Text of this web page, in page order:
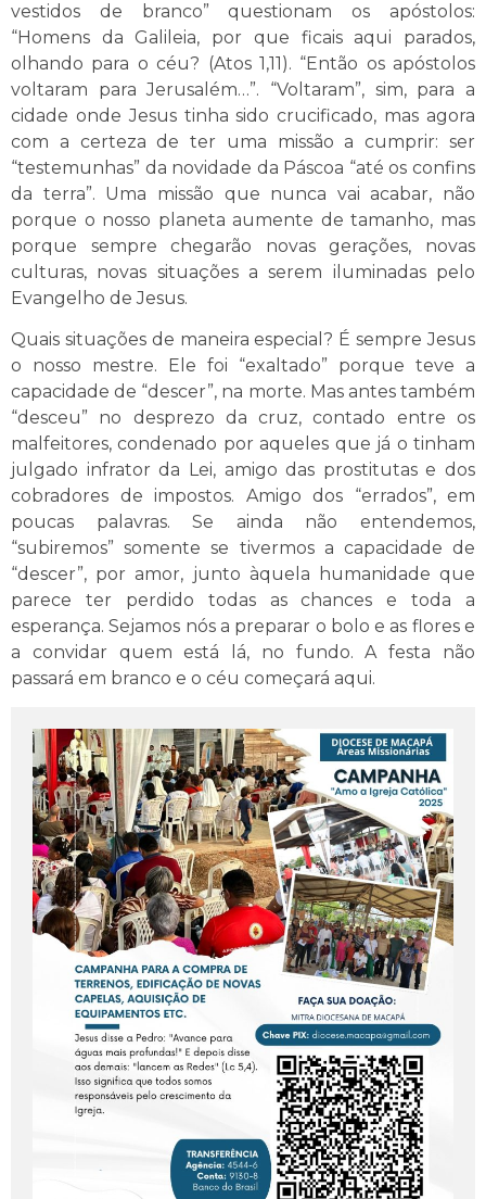
vestidos de branco” questionam os apóstolos:
“Homens da Galileia, por que ficais aqui parados,
olhando para o céu? (Atos 1,11). “Então os apóstolos
voltaram para Jerusalém…”. “Voltaram”, sim, para a
cidade onde Jesus tinha sido crucificado, mas agora
com a certeza de ter uma missão a cumprir: ser
“testemunhas” da novidade da Páscoa “até os confins
da terra”. Uma missão que nunca vai acabar, não
porque o nosso planeta aumente de tamanho, mas
porque sempre chegarão novas gerações, novas
culturas, novas situações a serem iluminadas pelo
Evangelho de Jesus.
Quais situações de maneira especial? É sempre Jesus
o nosso mestre. Ele foi “exaltado” porque teve a
capacidade de “descer”, na morte. Mas antes também
“desceu” no desprezo da cruz, contado entre os
malfeitores, condenado por aqueles que já o tinham
julgado infrator da Lei, amigo das prostitutas e dos
cobradores de impostos. Amigo dos “errados”, em
poucas palavras. Se ainda não entendemos,
“subiremos” somente se tivermos a capacidade de
“descer”, por amor, junto àquela humanidade que
parece ter perdido todas as chances e toda a
esperança. Sejamos nós a preparar o bolo e as flores e
a convidar quem está lá, no fundo. A festa não
passará em branco e o céu começará aqui.